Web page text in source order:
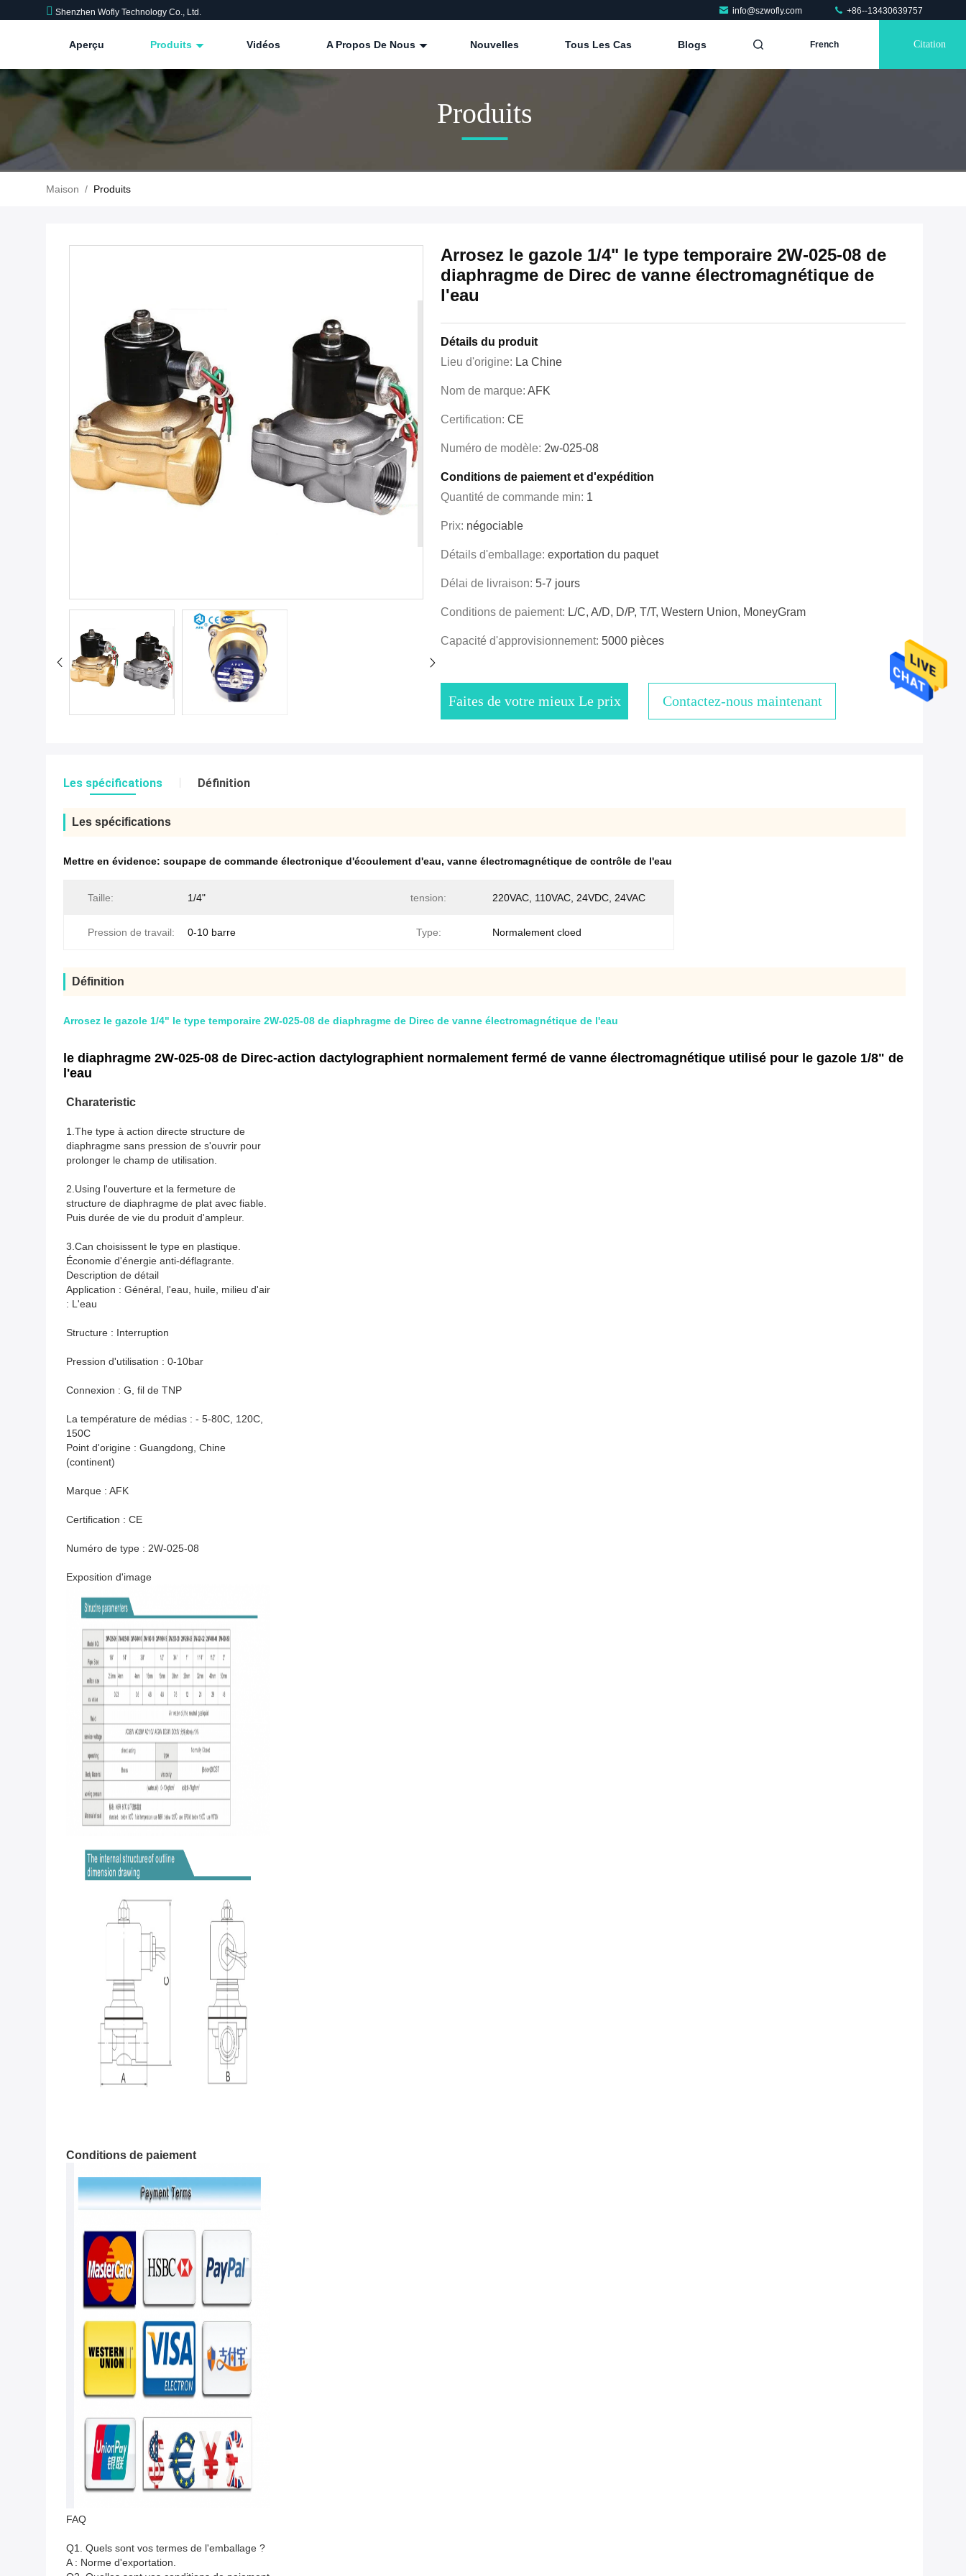
Shenzhen Wofly Technology Co., Ltd. info@szwofly.com +86--13430639757
Aperçu Produits Vidéos A Propos De Nous Nouvelles Tous Les Cas Blogs French Citation
Produits
Maison / Produits
Arrosez le gazole 1/4" le type temporaire 2W-025-08 de
diaphragme de Direc de vanne électromagnétique de
l'eau
Détails du produit
Lieu d'origine: La Chine
Nom de marque: AFK
Certification: CE
Numéro de modèle: 2w-025-08
Conditions de paiement et d'expédition
Quantité de commande min: 1
Prix: négociable
Détails d'emballage: exportation du paquet
Délai de livraison: 5-7 jours
Conditions de paiement: L/C, A/D, D/P, T/T, Western Union, MoneyGram
Capacité d'approvisionnement: 5000 pièces
Faites de votre mieux Le prix Contactez-nous maintenant
Les spécifications Définition
Les spécifications
Mettre en évidence: soupape de commande électronique d'écoulement d'eau, vanne électromagnétique de contrôle de l'eau
Taille: 1/4" tension: 220VAC, 110VAC, 24VDC, 24VAC
Pression de travail: 0-10 barre Type: Normalement cloed
Définition
Arrosez le gazole 1/4" le type temporaire 2W-025-08 de diaphragme de Direc de vanne électromagnétique de l'eau
le diaphragme 2W-025-08 de Direc-action dactylographient normalement fermé de vanne électromagnétique utilisé pour le gazole 1/8" de
l'eau
Charateristic
1.The type à action directe structure de
diaphragme sans pression de s'ouvrir pour
prolonger le champ de utilisation.
2.Using l'ouverture et la fermeture de
structure de diaphragme de plat avec fiable.
Puis durée de vie du produit d'ampleur.
3.Can choisissent le type en plastique.
Économie d'énergie anti-déflagrante.
Description de détail
Application : Général, l'eau, huile, milieu d'air
: L'eau
Structure : Interruption
Pression d'utilisation : 0-10bar
Connexion : G, fil de TNP
La température de médias : - 5-80C, 120C,
150C
Point d'origine : Guangdong, Chine
(continent)
Marque : AFK
Certification : CE
Numéro de type : 2W-025-08
Exposition d'image
Conditions de paiement
FAQ
Q1. Quels sont vos termes de l'emballage ?
A : Norme d'exportation.